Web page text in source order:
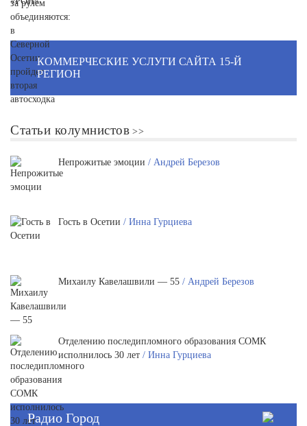
КОММЕРЧЕСКИЕ УСЛУГИ САЙТА 15-Й
РЕГИОН
Статьи колумнистов
Непрожитые эмоции / Андрей Березов
Гость в Осетии / Инна Гурциева
Михаилу Кавелашвили — 55 / Андрей Березов
Отделению последипломного образования СОМК
исполнилось 30 лет / Инна Гурциева
Радио Город